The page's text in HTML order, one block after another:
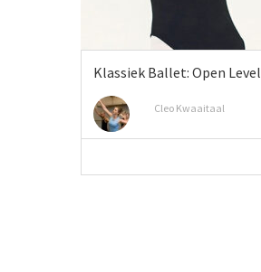
Klassiek Ballet: Open Level
Cleo Kwaaitaal